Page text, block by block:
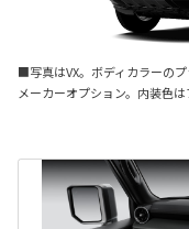
■写真はVX。ボディカラーの
メーカーオプション。内装色は